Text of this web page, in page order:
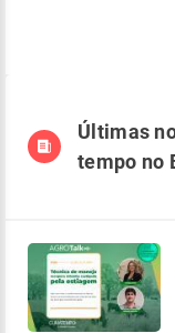
Últimas
tempo no